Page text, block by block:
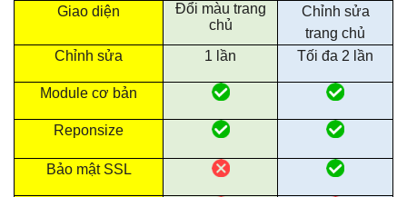
Giao diện
Đổi màu trang
chủ
Chỉnh sửa
trang chủ
Chỉnh sửa
1 lần Tối đa 2 lần
Module cơ bản
Reponsize
Bảo mật SSL